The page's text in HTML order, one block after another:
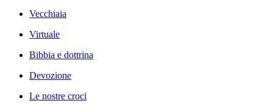
Vecchiaia
Virtuale
Bibbia e dottrina
Devozione
Le nostre croci